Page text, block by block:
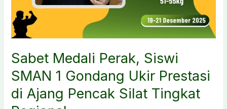
Sabet Medali Perak, Siswi
SMAN 1 Gondang Ukir Prestasi
di Ajang Pencak Silat Tingkat